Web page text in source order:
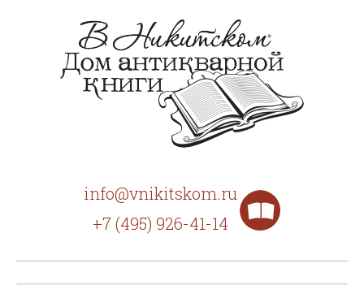
info@vnikitskom.ru
+7 (495) 926-41-14